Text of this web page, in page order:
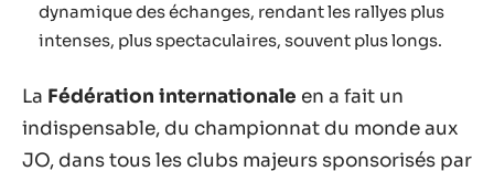
dynamique des échanges, rendant les rallyes plus
intenses, plus spectaculaires, souvent plus longs.
La Fédération internationale en a fait un
indispensable, du championnat du monde aux
JO, dans tous les clubs majeurs sponsorisés par